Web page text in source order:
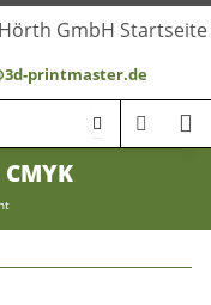
printmaster.de